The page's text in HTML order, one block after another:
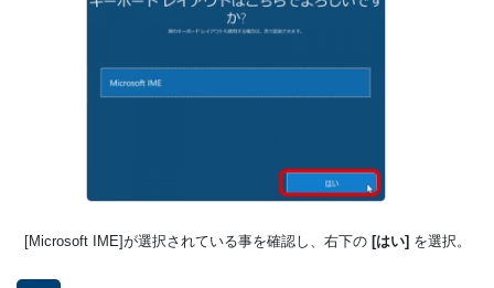
[Microsoft IME]が選択されている事を確認し、右下の [はい] を選択。